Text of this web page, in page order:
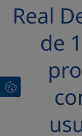
Real
de